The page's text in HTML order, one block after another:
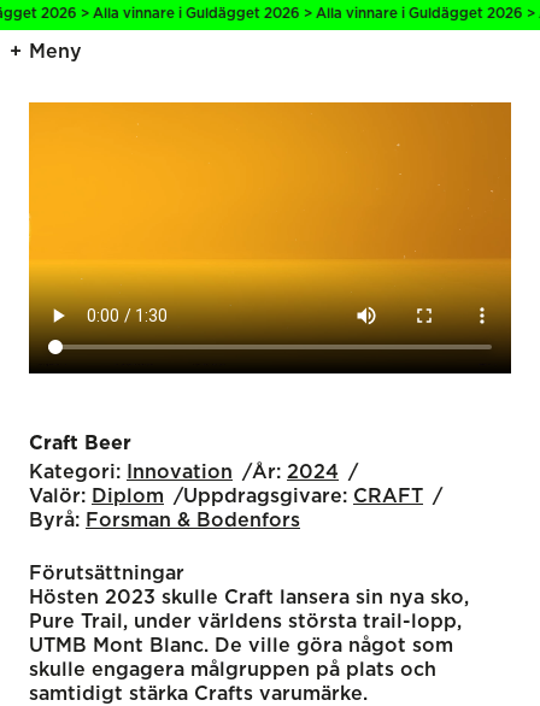
> Alla vinnare i Guldägget 2026 > Alla vinnare i Guldägget 2026 >
Meny
Craft Beer
Kategori:
Innovation År: 2024
Valör: Diplom Uppdragsgivare: CRAFT
Byrå: Forsman & Bodenfors
Förutsättningar
Hösten 2023 skulle Craft lansera sin nya sko,
Pure Trail, under världens största trail-lopp,
UTMB Mont Blanc. De ville göra något som
skulle engagera målgruppen på plats och
samtidigt stärka Crafts varumärke.